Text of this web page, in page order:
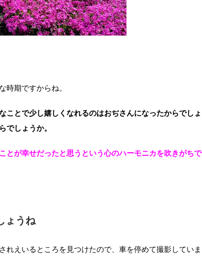
時期ですからね。
ことで少し嬉しくなれるのはおぢさんになったからでしょ
でしょうか。
とが幸せだったと思うという心のハーモニカを吹きがちで
ょうね
れえいるところを見つけたので、車を停めて撮影していま